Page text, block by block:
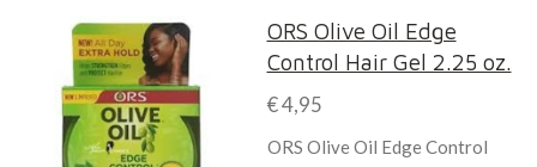
ORS Olive Oil Edge
Control Hair Gel 2.25 oz.
€ 4,95
ORS Olive Oil Edge Control